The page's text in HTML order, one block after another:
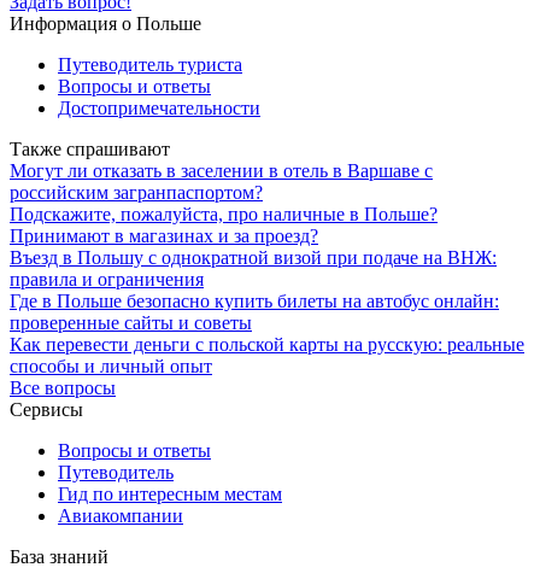
Информация о Польше
Путеводитель туриста
Вопросы и ответы
Достопримечательности
Также спрашивают
Могут ли отказать в заселении в отель в Варшаве с
российским загранпаспортом?
Подскажите, пожалуйста, про наличные в Польше?
Принимают в магазинах и за проезд?
Въезд в Польшу с однократной визой при подаче на ВНЖ:
правила и ограничения
Где в Польше безопасно купить билеты на автобус онлайн:
проверенные сайты и советы
Как перевести деньги с польской карты на русскую: реальные
способы и личный опыт
Все вопросы
Сервисы
Вопросы и ответы
Путеводитель
Гид по интересным местам
Авиакомпании
База знаний